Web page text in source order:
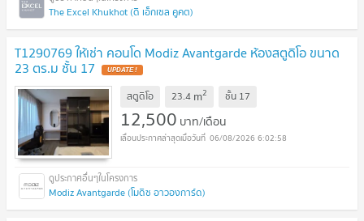
The Excel Khukhot (ดิ เอ็กเซล คูคต)
T1290769 ให้เช่า คอนโด Modiz Avantgarde ห้องสตูดิโอ ขนาด
23 ตร.ม ชั้น 17
สตูดิโอ 23.4 m2 ชั้น 17
12,500 บาท/เดือน
06/08/2026 6:02:58
Modiz Avantgarde (โมดิซ อาวองการ์ด)